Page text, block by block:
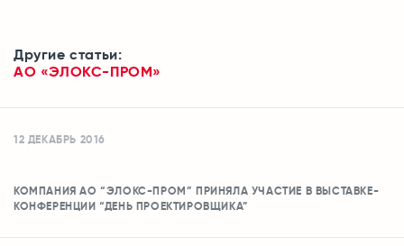
Другие статьи:
АО «ЭЛОКС-ПРОМ»
12 ДЕКАБРЬ 2016
КОМПАНИЯ АО “ЭЛОКС-ПРОМ” ПРИНЯЛА УЧАСТИЕ В ВЫСТАВКЕ-
КОНФЕРЕНЦИИ “ДЕНЬ ПРОЕКТИРОВЩИКА”